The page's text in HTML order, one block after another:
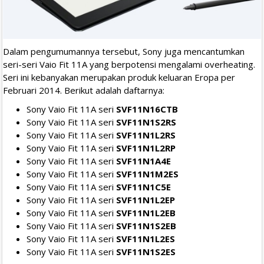
Dalam pengumumannya tersebut, Sony juga mencantumkan
seri-seri Vaio Fit 11A yang berpotensi mengalami overheating.
Seri ini kebanyakan merupakan produk keluaran Eropa per
Februari 2014. Berikut adalah daftarnya:
Sony Vaio Fit 11A seri SVF11N16CTB
Sony Vaio Fit 11A seri SVF11N1S2RS
Sony Vaio Fit 11A seri SVF11N1L2RS
Sony Vaio Fit 11A seri SVF11N1L2RP
Sony Vaio Fit 11A seri SVF11N1A4E
Sony Vaio Fit 11A seri SVF11N1M2ES
Sony Vaio Fit 11A seri SVF11N1C5E
Sony Vaio Fit 11A seri SVF11N1L2EP
Sony Vaio Fit 11A seri SVF11N1L2EB
Sony Vaio Fit 11A seri SVF11N1S2EB
Sony Vaio Fit 11A seri SVF11N1L2ES
Sony Vaio Fit 11A seri SVF11N1S2ES